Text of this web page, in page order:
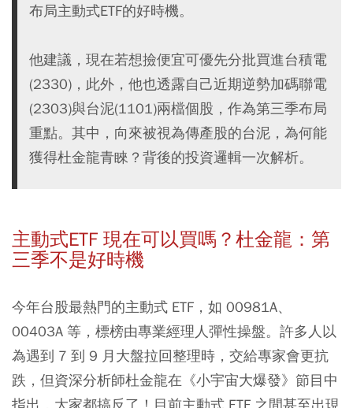
布局主動式ETF的好時機。
他建議，現在若想撿便宜可優先分批買進台積電
(2330)，此外，他也透露自己近期逆勢加碼聯電
(2303)與台泥(1101)兩檔個股，作為第三季布局
重點。其中，向來被視為傳產股的台泥，為何能
獲得杜金龍青睞？背後的投資邏輯一次解析。
主動式ETF 現在可以買嗎？杜金龍：第
三季不是好時機
今年台股最熱門的主動式 ETF，如 00981A、
00403A 等，標榜由專業經理人彈性操盤。許多人以
為遇到 7 到 9 月大盤拉回整理時，交給專家會更抗
跌，但資深分析師杜金龍在《小宇宙大爆發》節目中
指出，大家都搞反了！目前主動式 ETF 之間甚至出現